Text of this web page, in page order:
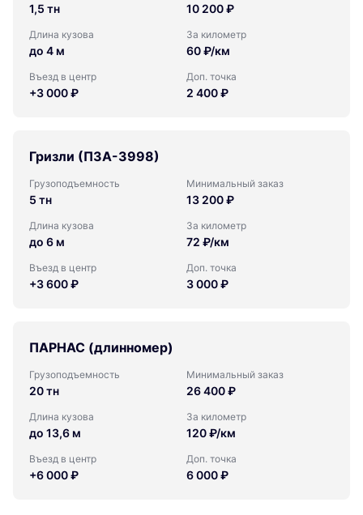
1,5 тн 10 200 ₽
Длина кузова
до 4 м
За километр
60 ₽/км
Въезд в центр
+3 000 ₽
Доп. точка
2 400 ₽
Гризли (ПЗА-3998)
Грузоподъемность
5 тн
Минимальный заказ
13 200 ₽
Длина кузова
до 6 м
За километр
72 ₽/км
Въезд в центр
+3 600 ₽
Доп. точка
3 000 ₽
ПАРНАС (длинномер)
Грузоподъемность
20 тн
Минимальный заказ
26 400 ₽
Длина кузова
до 13,6 м
За километр
120 ₽/км
Въезд в центр
+6 000 ₽
Доп. точка
6 000 ₽